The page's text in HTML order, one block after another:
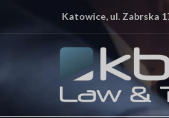
Katowice, ul. Zabrska